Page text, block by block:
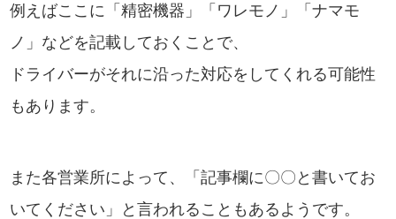
例えばここに「精密機器」「ワレモノ」「ナマモ
ノ」などを記載しておくことで、
ドライバーがそれに沿った対応をしてくれる可能性
もあります。
また各営業所によって、「記事欄に〇〇と書いてお
いてください」と言われることもあるようです。